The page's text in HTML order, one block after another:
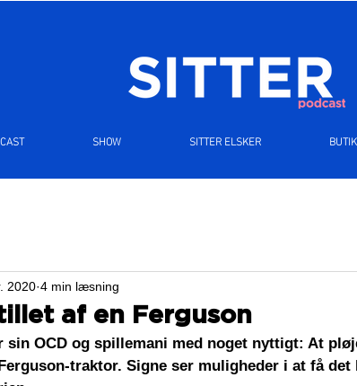
SHOW SITTER ELSKER BUTIK
af en Ferguson
2020 4 min læsning
sin OCD og spillemani med noget nyttigt: At
traktor. Signe ser muligheder i at få